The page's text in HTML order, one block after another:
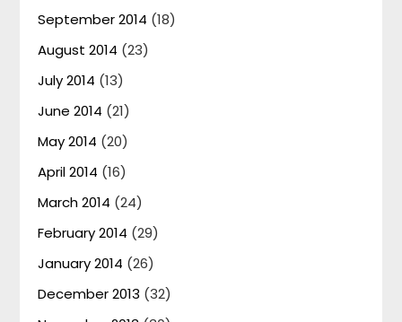
September 2014 (18)
August 2014 (23)
July 2014 (13)
June 2014 (21)
May 2014 (20)
April 2014 (16)
March 2014 (24)
February 2014 (29)
January 2014 (26)
December 2013 (32)